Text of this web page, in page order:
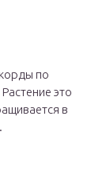
по
это
в